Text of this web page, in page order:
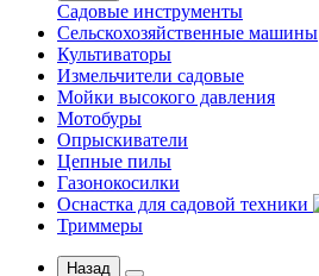
Садовые инструменты
Сельскохозяйственные машины
Культиваторы
Измельчители садовые
Мойки высокого давления
Мотобуры
Опрыскиватели
Цепные пилы
Газонокосилки
Оснастка для садовой техники
Триммеры
Назад